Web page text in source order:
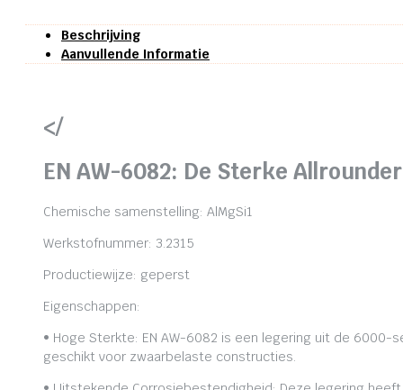
Beschrijving
Aanvullende Informatie
</
EN AW-6082: De Sterke Allrounder
Chemische samenstelling: AlMgSi1
Werkstofnummer: 3.2315
Productiewijze: geperst
Eigenschappen:
• Hoge Sterkte: EN AW-6082 is een legering uit de
geschikt voor zwaarbelaste constructies.